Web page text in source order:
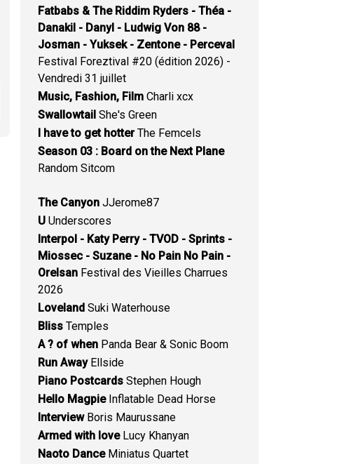
Fatbabs & The Riddim Ryders - Théa -
Danakil - Danyl - Ludwig Von 88 -
Josman - Yuksek - Zentone - Perceval
Festival Foreztival #20 (édition 2026) -
Vendredi 31 juillet
Music, Fashion, Film Charli xcx
Swallowtail She's Green
I have to get hotterThe Femcels
Season 03 : Board on the Next Plane
Random Sitcom
The Canyon JJerome87
U Underscores
Interpol - Katy Perry - TVOD - Sprints -
Miossec - Suzane - No Pain No Pain -
Orelsan Festival des Vieilles Charrues
2026
Loveland Suki Waterhouse
Bliss Temples
A ? of when Panda Bear & Sonic Boom
Run AwayEllside
Piano Postcards Stephen Hough
Hello MagpieInflatable Dead Horse
InterviewBoris Maurussane
Armed with loveLucy Khanyan
Naoto DanceMiniatus Quartet